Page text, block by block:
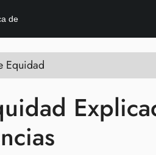
de
Equidad